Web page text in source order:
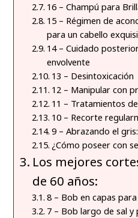
16 – Champú para
15 – Régimen de
para un cabello
14 – Cuidado
envolvente
13 – Desintoxicación
12 – Manipular con
11 – Tratamientos
10 – Recorte
9 – Abrazando el gris:
¿Cómo poseer con
Los mejores
de 60 años:
8 – Bob en capas
7 – Bob largo de sal y